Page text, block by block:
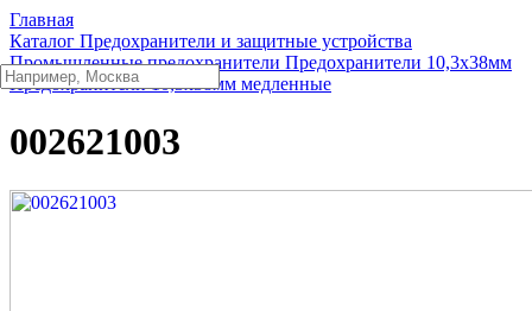
Главная
Каталог Предохранители и защитные устройства
Промышленные предохранители Предохранители 10,3x38мм
Предохранители 10,3x38мм медленные
002621003